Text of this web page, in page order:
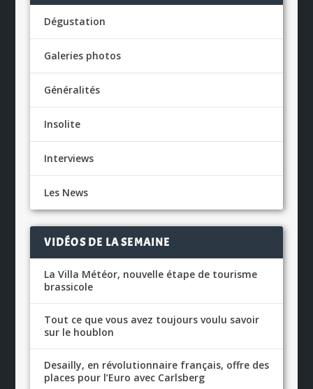
Dégustation
Galeries photos
Généralités
Insolite
Interviews
Les News
VIDÉOS DE LA SEMAINE
La Villa Météor, nouvelle étape de tourisme
brassicole
Tout ce que vous avez toujours voulu savoir
sur le houblon
Desailly, en révolutionnaire français, offre des
places pour l’Euro avec Carlsberg